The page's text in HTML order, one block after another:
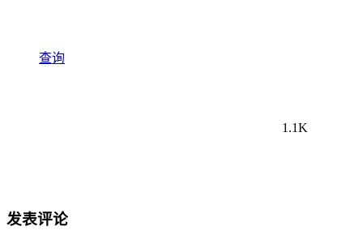
查询
1.1K
发表评论